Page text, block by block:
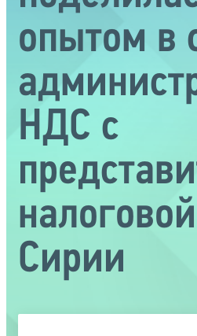
опытом в
НДС с
Сирии